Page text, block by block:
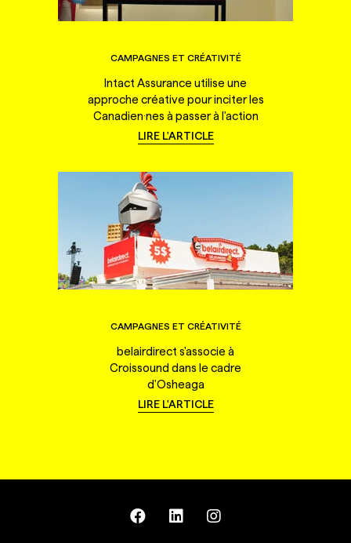
CAMPAGNES ET CRÉATIVITÉ
Intact Assurance utilise une
approche créative pour inciter les
Canadien·nes à passer à l'action
LIRE L'ARTICLE
CAMPAGNES ET CRÉATIVITÉ
belairdirect s'associe à
Croissound dans le cadre
d'Osheaga
LIRE L'ARTICLE